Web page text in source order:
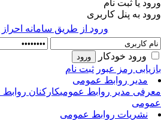
یا ثبت نام
به پنل کاربری
ورود از طريق سامانه
ورود خودکار
رمز عبور ثبت نام
مدیر روابط عمومی
مدیر روابط عمومیکارکنان روابط
نشریات روابط عمومی